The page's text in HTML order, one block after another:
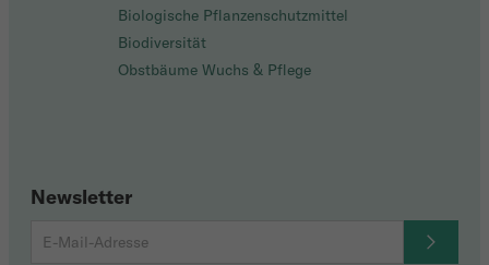
Biologische Pflanzenschutzmittel
Biodiversität
Obstbäume Wuchs & Pflege
Newsletter